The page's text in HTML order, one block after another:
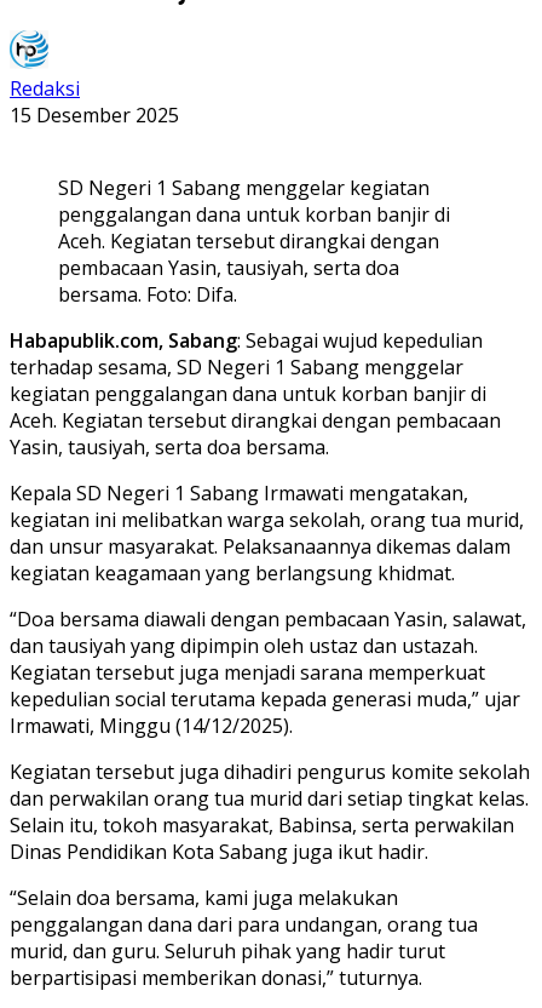
Redaksi
15 Desember 2025
SD Negeri 1 Sabang menggelar kegiatan
penggalangan dana untuk korban banjir di
Aceh. Kegiatan tersebut dirangkai dengan
pembacaan Yasin, tausiyah, serta doa
bersama. Foto: Difa.
Habapublik.com, Sabang: Sebagai wujud kepedulian
terhadap sesama, SD Negeri 1 Sabang menggelar
kegiatan penggalangan dana untuk korban banjir di
Aceh. Kegiatan tersebut dirangkai dengan pembacaan
Yasin, tausiyah, serta doa bersama.
Kepala SD Negeri 1 Sabang Irmawati mengatakan,
kegiatan ini melibatkan warga sekolah, orang tua murid,
dan unsur masyarakat. Pelaksanaannya dikemas dalam
kegiatan keagamaan yang berlangsung khidmat.
“Doa bersama diawali dengan pembacaan Yasin, salawat,
dan tausiyah yang dipimpin oleh ustaz dan ustazah.
Kegiatan tersebut juga menjadi sarana memperkuat
kepedulian social terutama kepada generasi muda,” ujar
Irmawati, Minggu (14/12/2025).
Kegiatan tersebut juga dihadiri pengurus komite sekolah
dan perwakilan orang tua murid dari setiap tingkat kelas.
Selain itu, tokoh masyarakat, Babinsa, serta perwakilan
Dinas Pendidikan Kota Sabang juga ikut hadir.
“Selain doa bersama, kami juga melakukan
penggalangan dana dari para undangan, orang tua
murid, dan guru. Seluruh pihak yang hadir turut
berpartisipasi memberikan donasi,” tuturnya.